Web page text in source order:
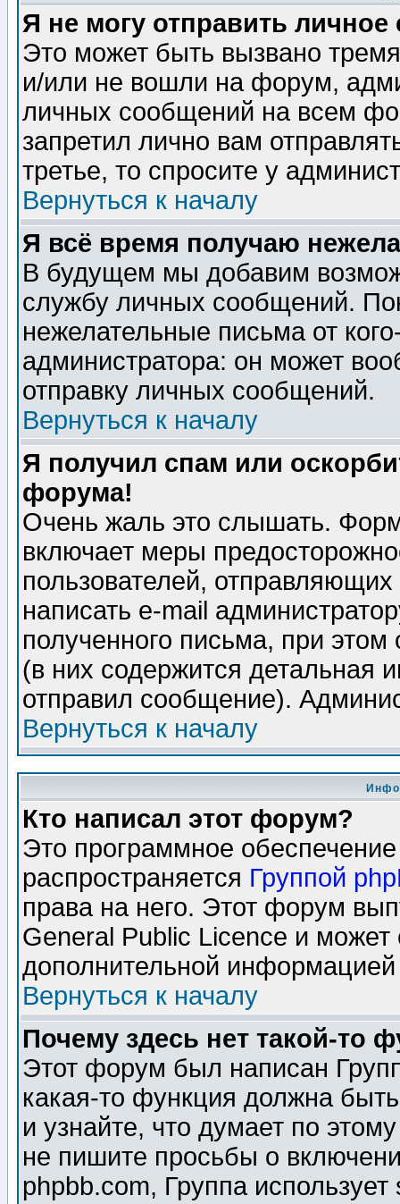
Я не могу отправить
Это может быть вызвано
и/или не вошли на форум,
личных сообщений на всем
запретил лично вам
третье, то спросите у
Вернуться к началу
Я всё время получаю
В будущем мы добавим
службу личных сообщений.
нежелательные письма от
администратора: он может
отправку личных сообщений.
Вернуться к началу
Я получил спам или
форума!
Очень жаль это слышать.
включает меры
пользователей,
написать e-mail
полученного письма, при этом
(в них содержится детальная
отправил сообщение).
Вернуться к началу
Кто написал этот форум?
Это программное
распространяется Группой
права на него. Этот форум
General Public Licence и может
дополнительной
Вернуться к началу
Почему здесь нет такой-то
Этот форум был написан
какая-то функция должна
и узнайте, что думает по
не пишите просьбы о
phpbb.com, Группа